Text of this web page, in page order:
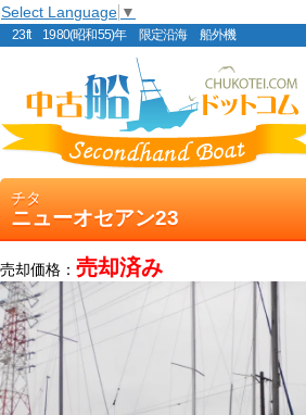
Select Language ▼
23ft 1980(昭和55)年 限定沿海 船外機
チタ
ニューオセアン23
売却価格： 売却済み